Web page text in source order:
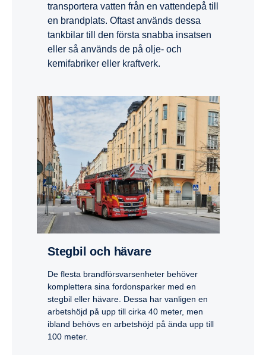
transportera vatten från en vattendepå till
en brandplats. Oftast används dessa
tankbilar till den första snabba insatsen
eller så används de på olje- och
kemifabriker eller kraftverk.
Stegbil och hävare
De flesta brandförsvarsenheter behöver
komplettera sina fordonsparker med en
stegbil eller hävare. Dessa har vanligen en
arbetshöjd på upp till cirka 40 meter, men
ibland behövs en arbetshöjd på ända upp till
100 meter.